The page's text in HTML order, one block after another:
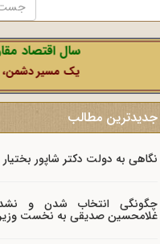
سال اقتصاد
یک مسیر دشمن،
جدیدترین مطالب
نگاهی به دولت دکتر شاپور بختیار
چگونگی انتخاب شدن و
غلامحسین صدیقی به نخست وزیری